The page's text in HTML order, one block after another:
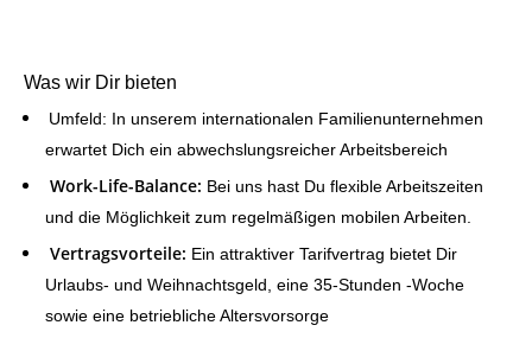
Was wir Dir bieten
Umfeld: In unserem internationalen Familienunternehmen
erwartet Dich ein abwechslungsreicher Arbeitsbereich
Work-Life-Balance: Bei uns hast Du flexible Arbeitszeiten
und die Möglichkeit zum regelmäßigen mobilen Arbeiten.
Vertragsvorteile: Ein attraktiver Tarifvertrag bietet Dir
Urlaubs- und Weihnachtsgeld, eine 35-Stunden -Woche
sowie eine betriebliche Altersvorsorge